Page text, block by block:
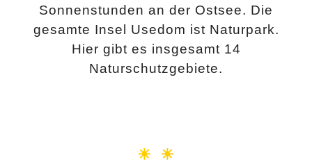
Sonnenstunden an der Ostsee. Die
gesamte Insel Usedom ist Naturpark.
Hier gibt es insgesamt 14
Naturschutzgebiete.
☀ ☀